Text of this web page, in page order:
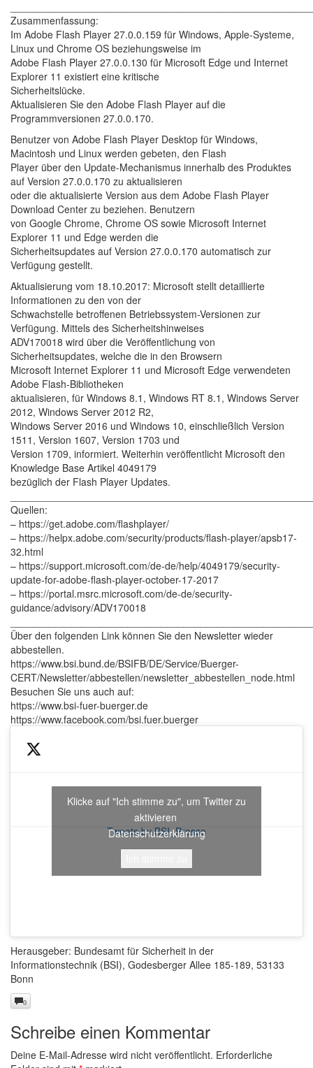
Zusammenfassung:
Im Adobe Flash Player 27.0.0.159 für Windows, Apple-Systeme,
Linux und Chrome OS beziehungsweise im
Adobe Flash Player 27.0.0.130 für Microsoft Edge und Internet
Explorer 11 existiert eine kritische
Sicherheitslücke.
Aktualisieren Sie den Adobe Flash Player auf die
Programmversionen 27.0.0.170.
Benutzer von Adobe Flash Player Desktop für Windows,
Macintosh und Linux werden gebeten, den Flash
Player über den Update-Mechanismus innerhalb des Produktes
auf Version 27.0.0.170 zu aktualisieren
oder die aktualisierte Version aus dem Adobe Flash Player
Download Center zu beziehen. Benutzern
von Google Chrome, Chrome OS sowie Microsoft Internet
Explorer 11 und Edge werden die
Sicherheitsupdates auf Version 27.0.0.170 automatisch zur
Verfügung gestellt.
Aktualisierung vom 18.10.2017: Microsoft stellt detaillierte
Informationen zu den von der
Schwachstelle betroffenen Betriebssystem-Versionen zur
Verfügung. Mittels des Sicherheitshinweises
ADV170018 wird über die Veröffentlichung von
Sicherheitsupdates, welche die in den Browsern
Microsoft Internet Explorer 11 und Microsoft Edge verwendeten
Adobe Flash-Bibliotheken
aktualisieren, für Windows 8.1, Windows RT 8.1, Windows Server
2012, Windows Server 2012 R2,
Windows Server 2016 und Windows 10, einschließlich Version
1511, Version 1607, Version 1703 und
Version 1709, informiert. Weiterhin veröffentlicht Microsoft den
Knowledge Base Artikel 4049179
bezüglich der Flash Player Updates.
Quellen:
– https://get.adobe.com/flashplayer/
– https://helpx.adobe.com/security/products/flash-player/apsb17-
32.html
– https://support.microsoft.com/de-de/help/4049179/security-
update-for-adobe-flash-player-october-17-2017
– https://portal.msrc.microsoft.com/de-de/security-
guidance/advisory/ADV170018
Über den folgenden Link können Sie den Newsletter wieder
abbestellen.
https://www.bsi.bund.de/BSIFB/DE/Service/Buerger-
CERT/Newsletter/abbestellen/newsletter_abbestellen_node.html
Besuchen Sie uns auch auf:
https://www.bsi-fuer-buerger.de
https://www.facebook.com/bsi.fuer.buerger
Tweets by BSI_Presse
Klicke auf "Ich stimme zu", um Twitter zu
aktivieren
Datenschutzerklärung
Herausgeber: Bundesamt für Sicherheit in der
Informationstechnik (BSI), Godesberger Allee 185-189, 53133
Bonn
0
Schreibe einen Kommentar
Deine E-Mail-Adresse wird nicht veröffentlicht. Erforderliche